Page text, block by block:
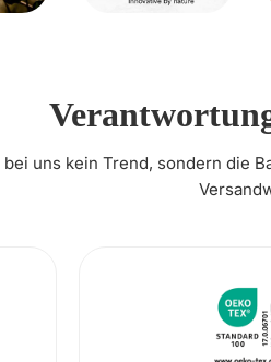
uns kein Trend, sondern die